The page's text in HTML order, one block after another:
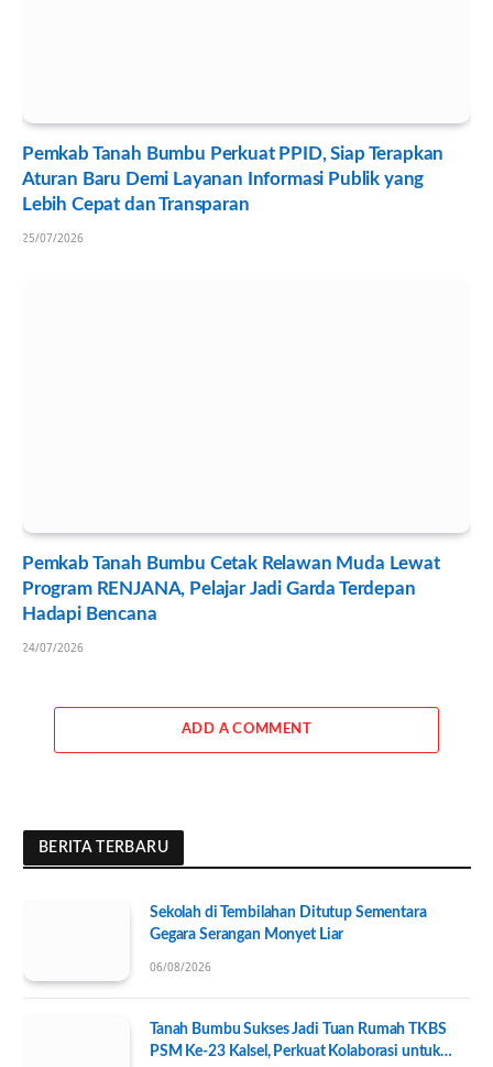
Pemkab Tanah Bumbu Perkuat PPID, Siap Terapkan
Aturan Baru Demi Layanan Informasi Publik yang
Lebih Cepat dan Transparan
25/07/2026
Pemkab Tanah Bumbu Cetak Relawan Muda Lewat
Program RENJANA, Pelajar Jadi Garda Terdepan
Hadapi Bencana
24/07/2026
ADD A COMMENT
BERITA TERBARU
Sekolah di Tembilahan Ditutup Sementara
Gegara Serangan Monyet Liar
06/08/2026
Tanah Bumbu Sukses Jadi Tuan Rumah TKBS
PSM Ke-23 Kalsel, Perkuat Kolaborasi untuk